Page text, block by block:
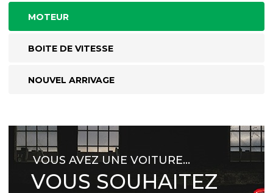
MOTEUR
BOITE DE VITESSE
NOUVEL ARRIVAGE
VOUS AVEZ UNE VOITURE…
VOUS SOUHAITEZ